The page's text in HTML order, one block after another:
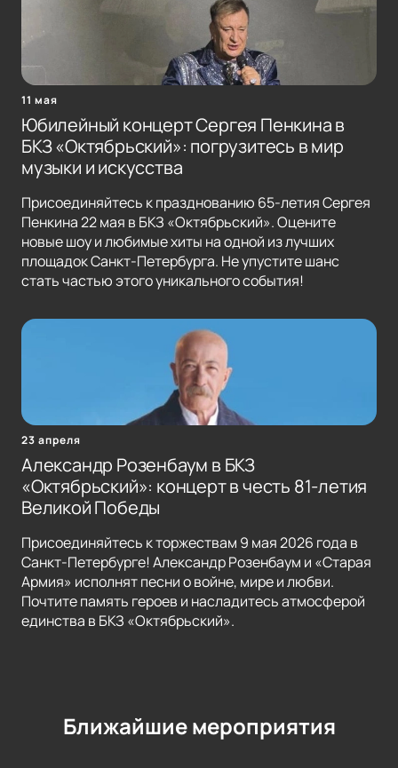
11 мая
Юбилейный концерт Сергея Пенкина в
БКЗ «Октябрьский»: погрузитесь в мир
музыки и искусства
Присоединяйтесь к празднованию 65-летия Сергея
Пенкина 22 мая в БКЗ «Октябрьский». Оцените
новые шоу и любимые хиты на одной из лучших
площадок Санкт-Петербурга. Не упустите шанс
стать частью этого уникального события!
23 апреля
Александр Розенбаум в БКЗ
«Октябрьский»: концерт в честь 81-летия
Великой Победы
Присоединяйтесь к торжествам 9 мая 2026 года в
Санкт-Петербурге! Александр Розенбаум и «Старая
Армия» исполнят песни о войне, мире и любви.
Почтите память героев и насладитесь атмосферой
единства в БКЗ «Октябрьский».
Ближайшие мероприятия